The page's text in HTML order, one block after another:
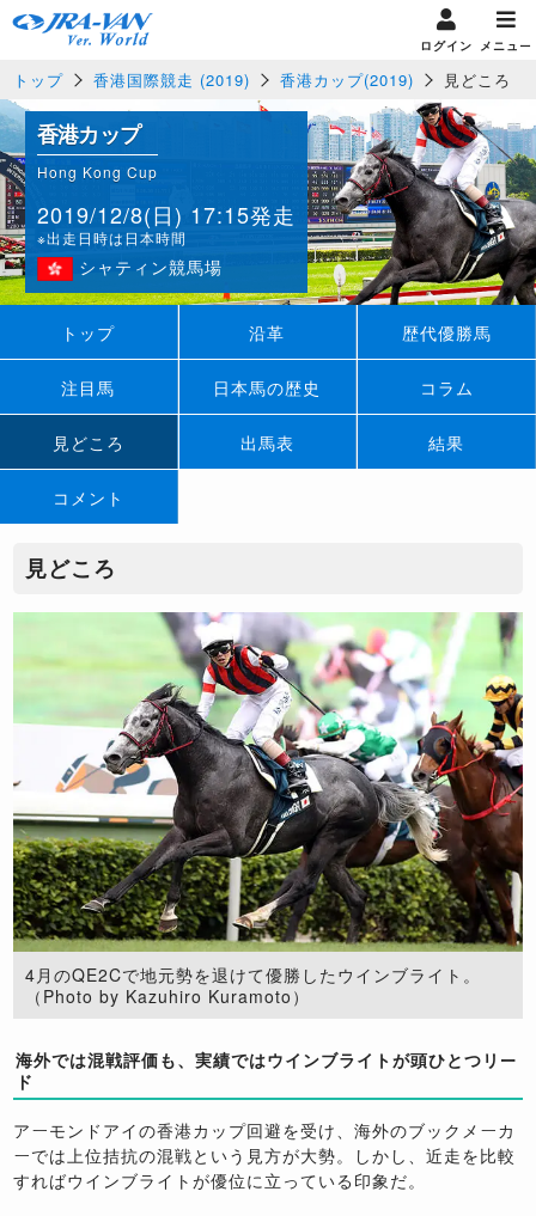
ログイン メニュー
トップ 香港国際競走 (2019) 香港カップ(2019) 見どころ
香港カップ
Hong Kong Cup
2019/12/8(日) 17:15発走
※出走日時は日本時間
シャティン競馬場
トップ 沿革 歴代優勝馬
注目馬 日本馬の歴史 コラム
見どころ 出馬表 結果
コメント
見どころ
4月のQE2Cで地元勢を退けて優勝したウインブライト。
（Photo by Kazuhiro Kuramoto）
海外では混戦評価も、実績ではウインブライトが頭ひとつリー
ド
アーモンドアイの香港カップ回避を受け、海外のブックメーカ
ーでは上位拮抗の混戦という見方が大勢。しかし、近走を比較
すればウインブライトが優位に立っている印象だ。